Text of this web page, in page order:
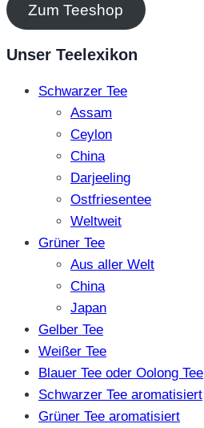
Zum Teeshop
Unser Teelexikon
Schwarzer Tee
Assam
Ceylon
China
Darjeeling
Ostfriesentee
Weltweit
Grüner Tee
Aus aller Welt
China
Japan
Gelber Tee
Weißer Tee
Blauer Tee oder Oolong Tee
Schwarzer Tee aromatisiert
Grüner Tee aromatisiert